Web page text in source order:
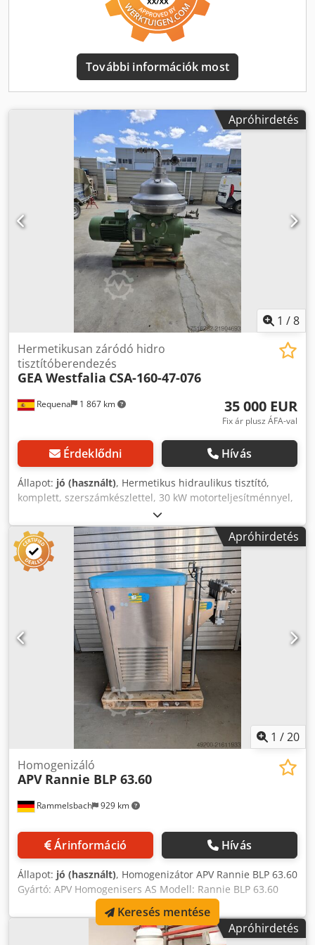
További információk most
Apróhirdetés
1 /8
Requena 1 867 km
Hermetikusan záródó hidro
tisztítóberendezés
GEA Westfalia CSA-160-47-076
35 000 EUR
Fix ár plusz ÁFA-val
Érdeklődni Hívás
Állapot: jó (használt), Hermetikus hidraulikus tisztító,
komplett, szerszámkészlettel, 30 kW motorteljesítménnyel,
dokumentációval és átvizsgálva. Ár: 35.000 euró. Dwsdjy
Rtlzepfx Apcea
Apróhirdetés
1 /20
Rammelsbach 929 km
Homogenizáló
APV Rannie BLP 63.60
Árinformáció Hívás
Állapot: jó (használt), Homogenizátor APV Rannie BLP 63.60
Gyártó: APV Homogenisers AS Modell: Rannie BLP 63.60
Dwedpoyxvp Sofx Apcja Géptípus: Homogenizátor
Sorozatszám: 1.97.187 Gyártási év: 1997 Max. nyomás: 70
bar Elérhető darabszám: 4 Eddig margaringyártásban
Apróhirdetés
Keresés mentése